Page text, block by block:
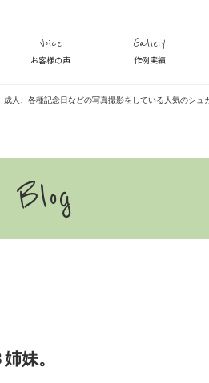
Voice
お客様の声
Gallery
作例実績
人、各種記念日などの写真撮影をしている人気のシュ
Blog
妹。